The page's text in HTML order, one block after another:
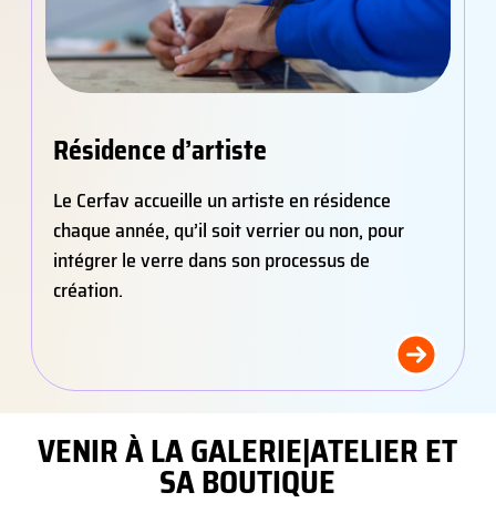
Résidence d’artiste
Le Cerfav accueille un artiste en résidence
chaque année, qu’il soit verrier ou non, pour
intégrer le verre dans son processus de
création.
VENIR À LA GALERIE|ATELIER ET
SA BOUTIQUE